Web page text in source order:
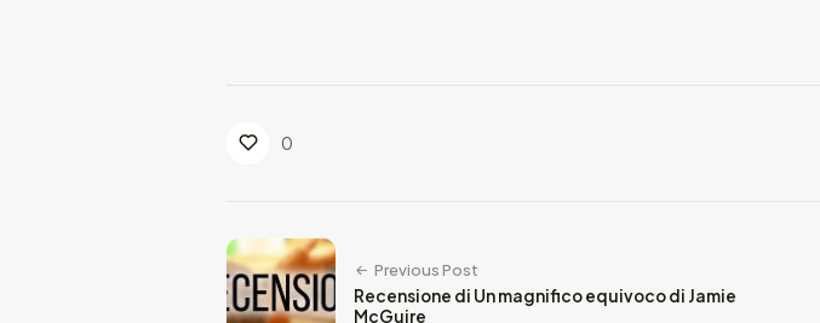
0
Previous Post
Recensione di Un magnifico equivoco di Jamie
McGuire